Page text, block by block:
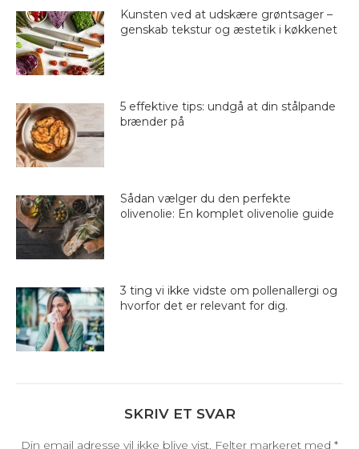
Kunsten ved at udskære grøntsager –
genskab tekstur og æstetik i køkkenet
5 effektive tips: undgå at din stålpande
brænder på
Sådan vælger du den perfekte
olivenolie: En komplet olivenolie guide
3 ting vi ikke vidste om pollenallergi og
hvorfor det er relevant for dig.
SKRIV ET SVAR
Din email adresse vil ikke blive vist. Felter markeret med *